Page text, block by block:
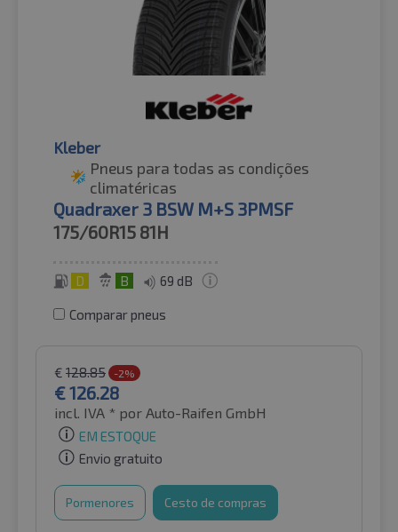
Kleber
Pneus para todas as condições
climatéricas
Quadraxer 3 BSW M+S 3PMSF
175/60R15 81H
D B 69 dB
Comparar pneus
€ 128.85 -2%
€126.28
incl. IVA * por Auto-Raifen GmbH
EM ESTOQUE
Envio gratuito
Pormenores Cesto de compras